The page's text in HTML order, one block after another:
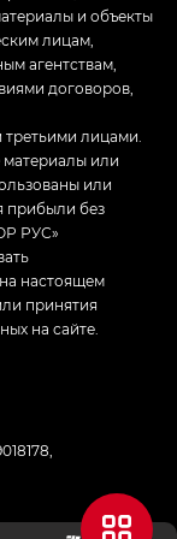
и объекты
лицам,
агентствам,
договоров,
лицами.
или
или
прибыли без
РУС»
настоящем
принятия
на сайте.